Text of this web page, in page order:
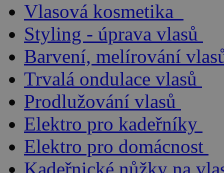
Vlasová kosmetika
Styling - úprava vlasů
Barvení, melírování
Trvalá ondulace vlasů
Prodlužování vlasů
Elektro pro kadeřníky
Elektro pro domácnost